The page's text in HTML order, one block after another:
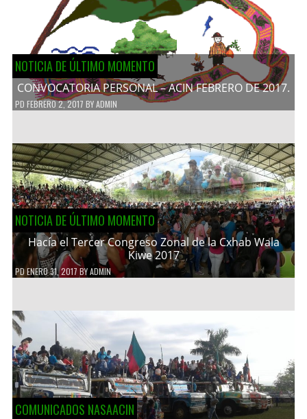
NOTICIA DE ÚLTIMO MOMENTO
CONVOCATORIA PERSONAL – ACIN FEBRERO DE 2017.
PD FEBRERO 2, 2017 BYADMIN
NOTICIA DE ÚLTIMO MOMENTO
Hacía el Tercer Congreso Zonal de la Cxhab Wala
Kiwe 2017
PDENERO 31, 2017 BYADMIN
COMUNICADOS NASAACIN